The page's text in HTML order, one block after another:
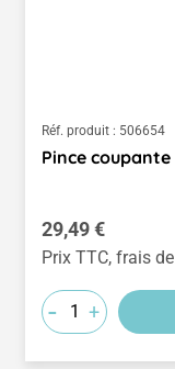
Réf. produit : 506654
Pince
Prix régulier :
29,49 €
Prix TTC, frais
- +